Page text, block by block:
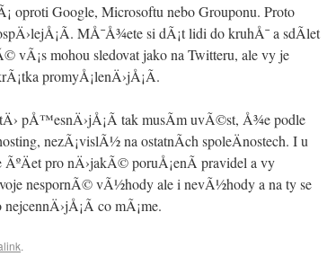
Google, Microsoftu nebo Grouponu. Proto
MÅ¯Å¾ete si dÃ¡t lidi do kruhÅ¯ a sdÃ­let
mohou sledovat jako na Twitteru, ale vy je
promyÅ¡lenÄ›jÅ¡Ã­.
pÅ™esnÄ›jÅ¡Ã­ tak musÃ­m uvÃ©st, Å¾e podle
nezÃ¡vislÃ½ na ostatnÃ­ch spoleÄnostech. I u
pro nÄ›jakÃ© poruÅ¡enÃ­ pravidel a vy
nespornÃ© vÃ½hody ale i nevÃ½hody a na ty se
co mÃ¡me.
.